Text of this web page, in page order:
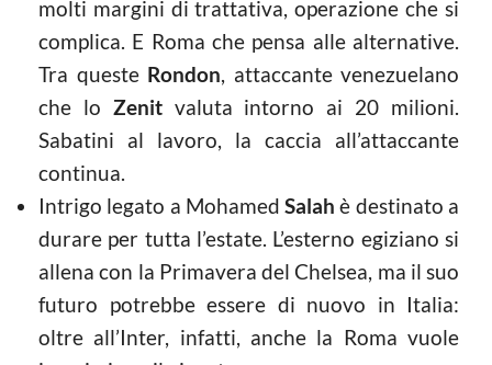
molti margini di trattativa, operazione che si
complica. E Roma che pensa alle alternative.
Tra queste Rondon, attaccante venezuelano
che lo Zenitvaluta intorno ai 20 milioni.
Sabatini al lavoro, la caccia all’attaccante
continua.
Intrigo legato a MohamedSalah è destinato a
durare per tutta l’estate. L’esterno egiziano si
allena con la Primavera del Chelsea, ma il suo
futuro potrebbe essere di nuovo in Italia:
oltre all’Inter, infatti, anche la Roma vuole